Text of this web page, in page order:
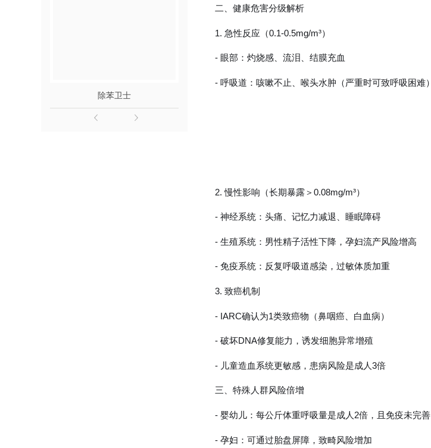
除苯卫士
二、健康危害分级解析
1. 急性反应（0.1-0.5mg/m³）
- 眼部：灼烧感、流泪、结膜充血
- 呼吸道：咳嗽不止、喉头水肿（严重时可致呼吸困难）
2. 慢性影响（长期暴露＞0.08mg/m³）
- 神经系统：头痛、记忆力减退、睡眠障碍
- 生殖系统：男性精子活性下降，孕妇流产风险增高
- 免疫系统：反复呼吸道感染，过敏体质加重
3. 致癌机制
- IARC确认为1类致癌物（鼻咽癌、白血病）
- 破坏DNA修复能力，诱发细胞异常增殖
- 儿童造血系统更敏感，患病风险是成人3倍
三、特殊人群风险倍增
- 婴幼儿：每公斤体重呼吸量是成人2倍，且免疫未完善
- 孕妇：可通过胎盘屏障，致畸风险增加